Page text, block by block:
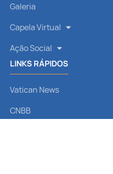
Galeria
Capela Virtual
Ação Social
LINKS RÁPIDOS
Vatican News
CNBB